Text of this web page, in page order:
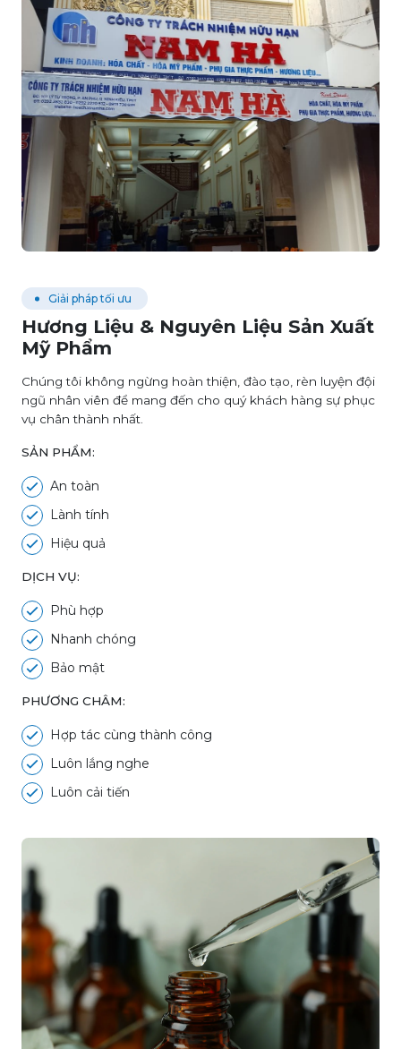
Giải pháp tối ưu
Hương Liệu & Nguyên Liệu Sản Xuất
Mỹ Phẩm
Chúng tôi không ngừng hoàn thiện, đào tạo, rèn luyện đội
ngũ nhân viên để mang đến cho quý khách hàng sự phục
vụ chân thành nhất.
SẢN PHẨM:
An toàn
Lành tính
Hiệu quả
DỊCH VỤ:
Phù hợp
Nhanh chóng
Bảo mật
PHƯƠNG CHÂM:
Hợp tác cùng thành công
Luôn lắng nghe
Luôn cải tiến